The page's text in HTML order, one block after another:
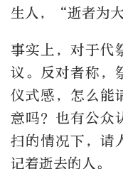
生人，“逝者为
事实上，对于代
议。反对者称，
仪式感，怎么能
意吗？也有公众
扫的情况下，请
记着逝去的人。